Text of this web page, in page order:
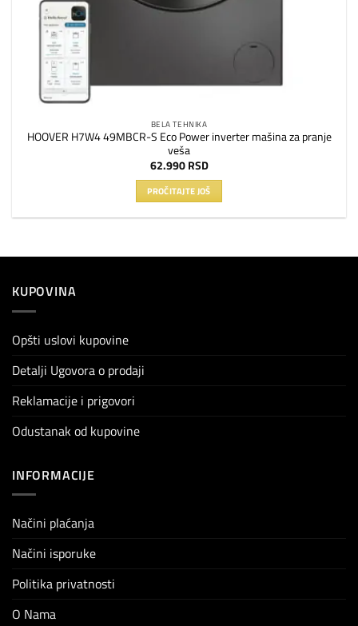
BELA TEHNIKA
HOOVER H7W4 49MBCR-S Eco Power inverter mašina za pranje
veša
62.990 RSD
PROČITAJTE JOŠ
KUPOVINA
Opšti uslovi kupovine
Detalji Ugovora o prodaji
Reklamacije i prigovori
Odustanak od kupovine
INFORMACIJE
Načini plaćanja
Načini isporuke
Politika privatnosti
O Nama